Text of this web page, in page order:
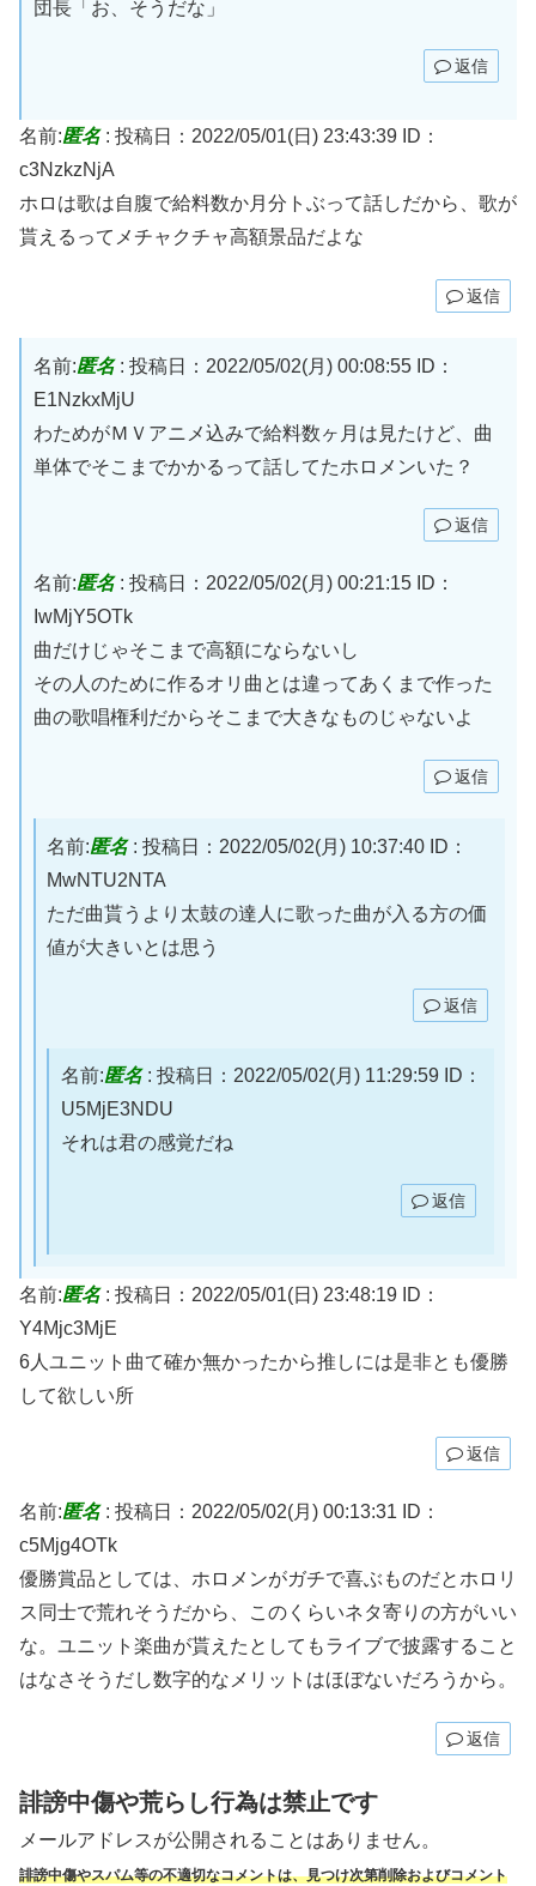
団長「お、そうだな」
返信
名前:匿名: 投稿日：2022/05/01(日) 23:43:39 ID：
c3NzkzNjA
ホロは歌は自腹で給料数か月分トぶって話しだから、歌が
貰えるってメチャクチャ高額景品だよな
返信
名前:匿名: 投稿日：2022/05/02(月) 00:08:55
ID：
E1NzkxMjU
わためがＭＶアニメ込みで給料数ヶ月は見たけど、曲
単体でそこまでかかるって話してたホロメンいた？
返信
名前:匿名: 投稿日：2022/05/02(月) 00:21:15
ID：
IwMjY5OTk
曲だけじゃそこまで高額にならないし
その人のために作るオリ曲とは違ってあくまで作った
曲の歌唱権利だからそこまで大きなものじゃないよ
返信
名前:匿名: 投稿日：2022/05/02(月) 10:37:40 ID：
MwNTU2NTA
ただ曲貰うより太鼓の達人に歌った曲が入る方の価
値が大きいとは思う
返信
名前:匿名: 投稿日：2022/05/02(月) 11:29:59
ID：
U5MjE3NDU
それは君の感覚だね
返信
名前:匿名: 投稿日：2022/05/01(日) 23:48:19 ID：
Y4Mjc3MjE
6人ユニット曲て確か無かったから推しには是非とも優勝
して欲しい所
返信
名前:匿名: 投稿日：2022/05/02(月) 00:13:31 ID：
c5Mjg4OTk
優勝賞品としては、ホロメンがガチで喜ぶものだとホロリ
ス同士で荒れそうだから、このくらいネタ寄りの方がいい
な。ユニット楽曲が貰えたとしてもライブで披露すること
はなさそうだし数字的なメリットはほぼないだろうから。
返信
誹謗中傷や荒らし行為は禁止です
メールアドレスが公開されることはありません。
誹謗中傷やスパム等の不適切なコメントは、見つけ次第削除およびコメント